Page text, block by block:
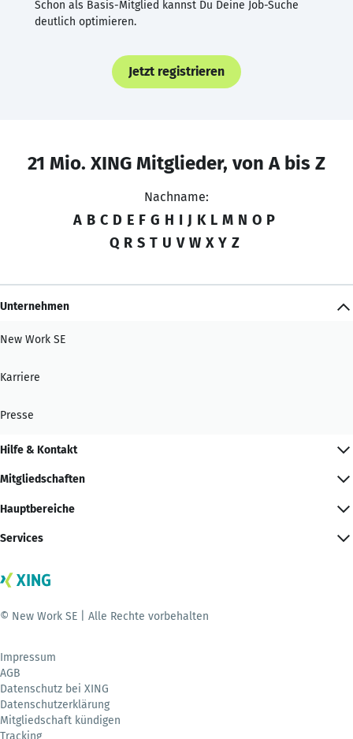
Schon als Basis-Mitglied kannst Du Deine Job-Suche
deutlich optimieren.
Jetzt registrieren
21 Mio. XING Mitglieder, von A bis Z
Nachname:
A B C D E F G H I J K L M N O P
Q R S T U V W X Y Z
Unternehmen
New Work SE
Karriere
Presse
Hilfe & Kontakt
Mitgliedschaften
Hauptbereiche
Services
© New Work SE | Alle Rechte vorbehalten
Impressum
AGB
Datenschutz bei XING
Datenschutzerklärung
Mitgliedschaft kündigen
Tracking